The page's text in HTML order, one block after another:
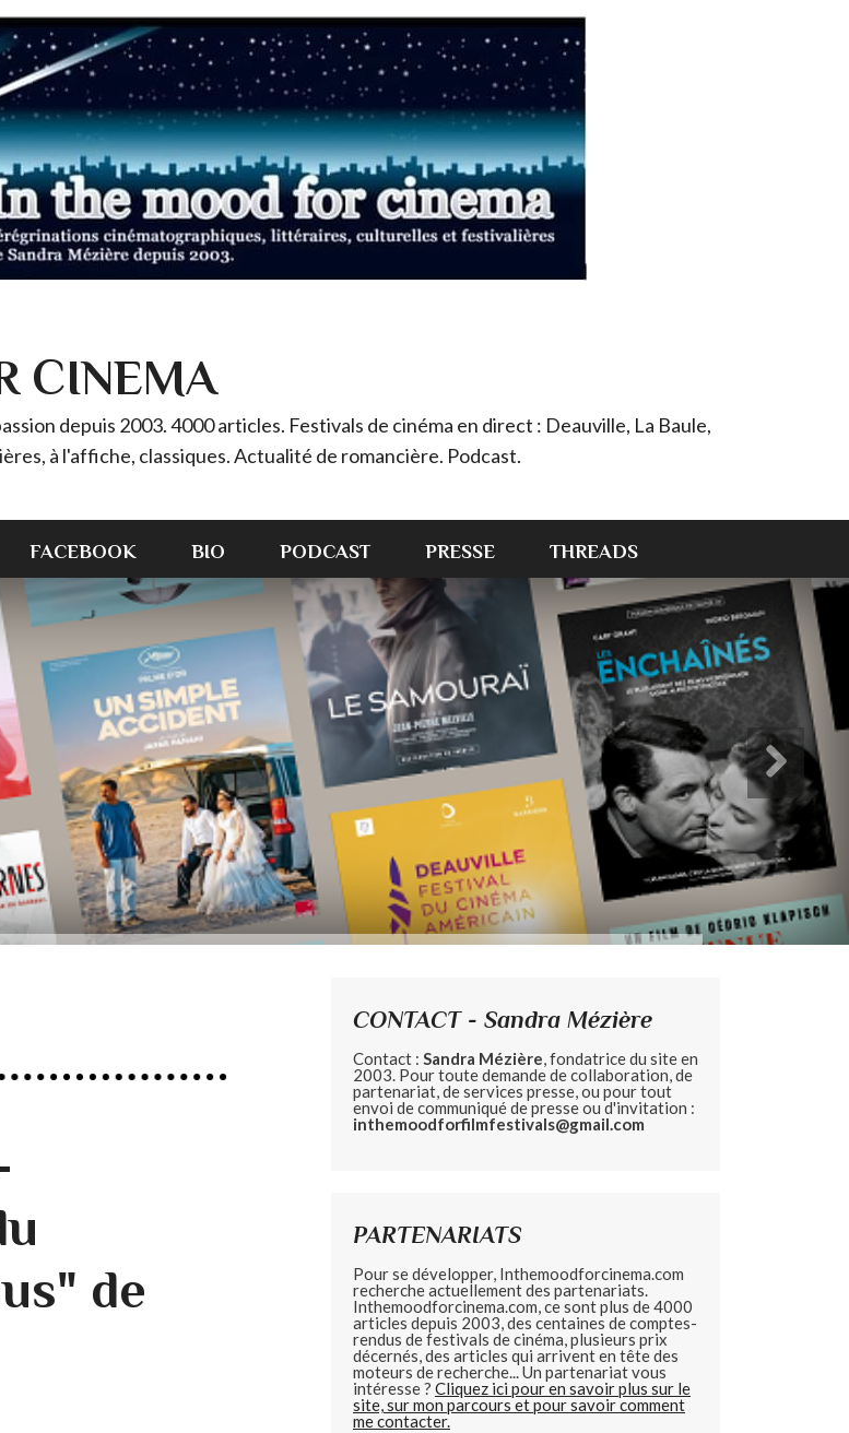
CINEMA
depuis 2003. 4000 articles. Festivals de cinéma en direct : Deauville, La Baule,
à l'affiche, classiques. Actualité de romancière. Podcast.
FACEBOOK BIO PODCAST PRESSE THREADS
de
CONTACT - Sandra Mézière
Contact : Sandra Mézière, fondatrice du site en
2003. Pour toute demande de collaboration, de
partenariat, de services presse, ou pour tout
envoi de communiqué de presse ou d'invitation :
inthemoodforfilmfestivals@gmail.com
PARTENARIATS
Pour se développer, Inthemoodforcinema.com
recherche actuellement des partenariats.
Inthemoodforcinema.com, ce sont plus de 4000
articles depuis 2003, des centaines de comptes-
rendus de festivals de cinéma, plusieurs prix
décernés, des articles qui arrivent en tête des
moteurs de recherche... Un partenariat vous
intéresse ? Cliquez ici pour en savoir plus sur le
site, sur mon parcours et pour savoir comment
me contacter.